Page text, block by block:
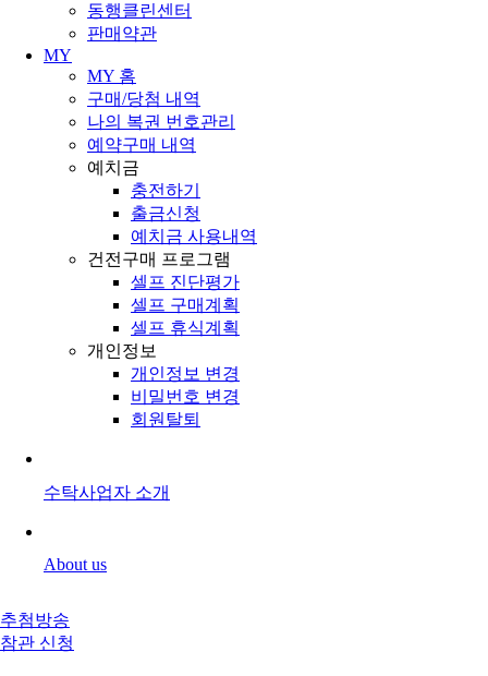
동행클린센터
판매약관
MY
MY 홈
구매/당첨 내역
나의 복권 번호관리
예약구매 내역
예치금
충전하기
출금신청
예치금 사용내역
건전구매 프로그램
셀프 진단평가
셀프 구매계획
셀프 휴식계획
개인정보
개인정보 변경
비밀번호 변경
회원탈퇴
수탁사업자 소개
About us
추첨방송
참관 신청